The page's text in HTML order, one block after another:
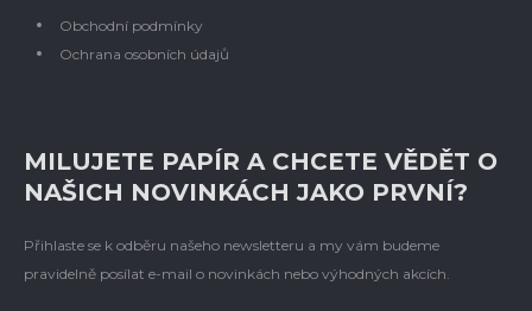
Obchodní podmínky
Ochrana osobních údajů
MILUJETE PAPÍR A CHCETE VĚDĚT O
NAŠICH NOVINKÁCH JAKO PRVNÍ?
Přihlaste se k odběru našeho newsletteru a my vám budeme
pravidelně posílat e-mail o novinkách nebo výhodných akcích.